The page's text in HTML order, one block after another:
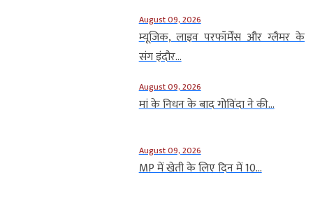
August 09, 2026
म्यूजिक, लाइव परफॉर्मेंस और ग्लैमर के
संग इंदौर...
August 09, 2026
मां के निधन के बाद गोविंदा ने की...
August 09, 2026
MP में खेती के लिए दिन में 10...